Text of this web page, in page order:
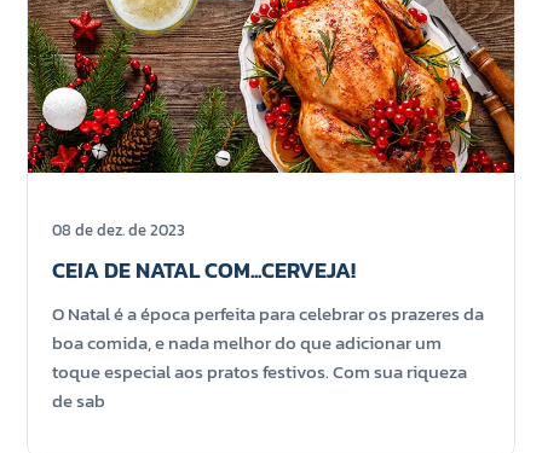
08 de dez. de 2023
CEIA DE NATAL COM...CERVEJA!
O Natal é a época perfeita para celebrar os prazeres da
boa comida, e nada melhor do que adicionar um
toque especial aos pratos festivos. Com sua riqueza
de sab